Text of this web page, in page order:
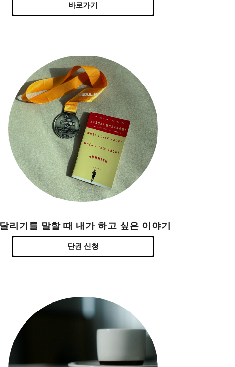
바로가기
달리기를 말할 때 내가 하고 싶은 이야기
단권 신청